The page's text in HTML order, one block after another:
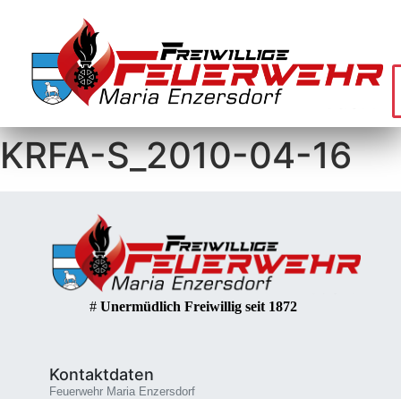
KRFA-S_2010-04-16
# Unermüdlich Freiwillig seit 1872
Kontaktdaten
Feuerwehr Maria Enzersdorf